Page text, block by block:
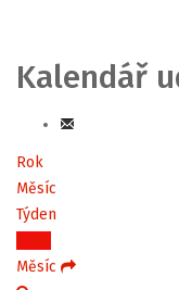
Kalendář
Rok
Měsíc
Týden
Dnes
Měsíc